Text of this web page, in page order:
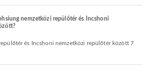
nemzetközi repülőtér és Incshoni